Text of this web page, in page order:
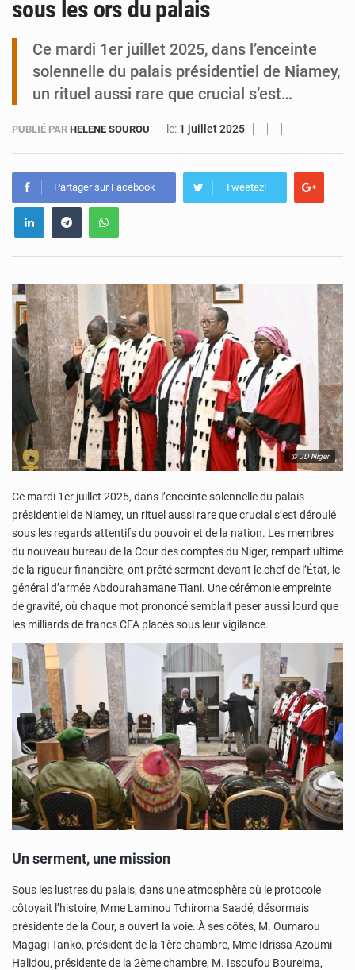
sous les ors du palais
Ce mardi 1er juillet 2025, dans l’enceinte
solennelle du palais présidentiel de Niamey,
un rituel aussi rare que crucial s’est…
PUBLIÉ PAR HELENE SOUROU le: 1 juillet 2025
Partager sur Facebook Tweetez!
© JD Niger
Ce mardi 1er juillet 2025, dans l’enceinte solennelle du palais
présidentiel de Niamey, un rituel aussi rare que crucial s’est déroulé
sous les regards attentifs du pouvoir et de la nation. Les membres
du nouveau bureau de la Cour des comptes du Niger, rempart ultime
de la rigueur financière, ont prêté serment devant le chef de l’État, le
général d’armée Abdourahamane Tiani. Une cérémonie empreinte
de gravité, où chaque mot prononcé semblait peser aussi lourd que
les milliards de francs CFA placés sous leur vigilance.
Un serment, une mission
Sous les lustres du palais, dans une atmosphère où le protocole
côtoyait l’histoire, Mme Laminou Tchiroma Saadé, désormais
présidente de la Cour, a ouvert la voie. À ses côtés, M. Oumarou
Magagi Tanko, président de la 1ère chambre, Mme Idrissa Azoumi
Halidou, présidente de la 2ème chambre, M. Issoufou Boureima,